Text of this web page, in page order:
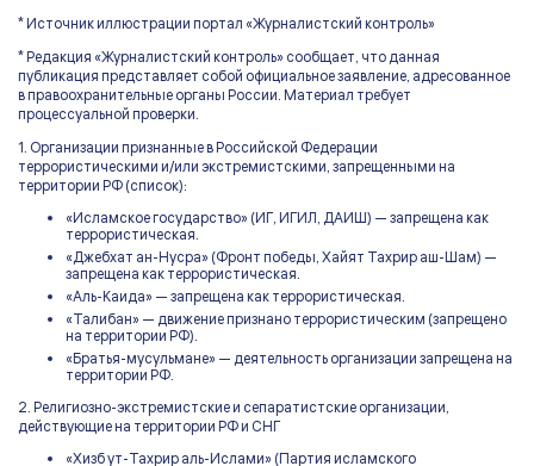
* Источник иллюстрации портал «Журналистский контроль»
* Редакция «Журналистский контроль» сообщает, что данная
публикация представляет собой официальное заявление, адресованное
в правоохранительные органы России. Материал требует
процессуальной проверки.
1. Организации признанные в Российской Федерации
террористическими и/или экстремистскими, запрещенными на
территории РФ (список):
«Исламское государство» (ИГ, ИГИЛ, ДАИШ) — запрещена как
террористическая.
«Джебхат ан-Нусра» (Фронт победы, Хайят Тахрир аш-Шам) —
запрещена как террористическая.
«Аль-Каида» — запрещена как террористическая.
«Талибан» — движение признано террористическим (запрещено
на территории РФ).
«Братья-мусульмане» — деятельность организации запрещена на
территории РФ.
2. Религиозно-экстремистские и сепаратистские организации,
действующие на территории РФ и СНГ
«Хизб ут-Тахрир аль-Ислами» (Партия исламского